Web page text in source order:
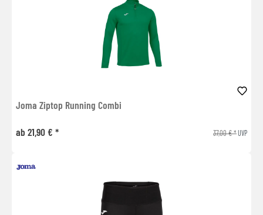
Joma Ziptop Running Combi
ab 21,90 € * 37,00 € *UVP